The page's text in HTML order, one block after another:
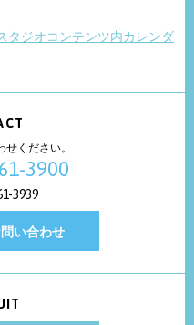
タジオコンテンツ内カレンダ
ください。
3900
3939
い合わせ